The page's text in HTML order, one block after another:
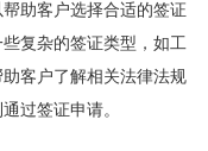
助客户选择合适的签证
复杂的签证类型，如工
客户了解相关法律法规
过签证申请。